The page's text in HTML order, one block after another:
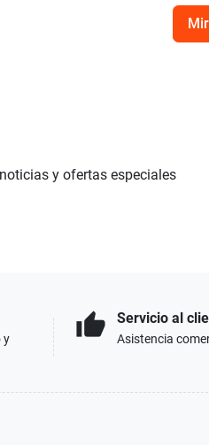
y ofertas especiales
y
thumb_up Servicio al
Asistencia